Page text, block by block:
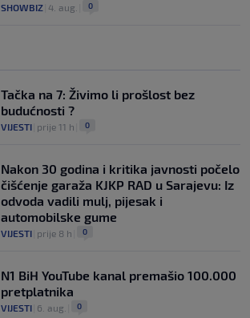
SHOWBIZ 4. aug. 0
Tačka na 7: Živimo li prošlost bez
budućnosti ?
VIJESTI prije 11 h 0
Nakon 30 godina i kritika javnosti počelo
čišćenje garaža KJKP RAD u Sarajevu: Iz
odvoda vadili mulj, pijesak i
automobilske gume
VIJESTI prije 8 h 0
N1 BiH YouTube kanal premašio 100.000
pretplatnika
VIJESTI 6. aug. 0